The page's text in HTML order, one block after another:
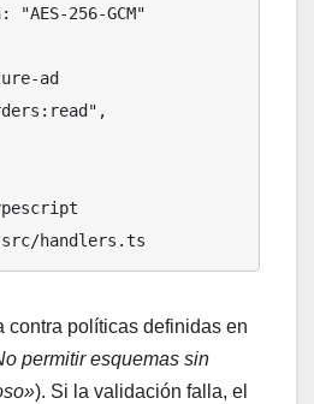
src/handlers.ts
contra políticas definidas en
permitir esquemas sin
). Si la validación falla, el